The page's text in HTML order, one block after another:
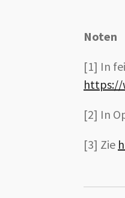
Noten
[1] In
https://
[2] In
[3] Zie